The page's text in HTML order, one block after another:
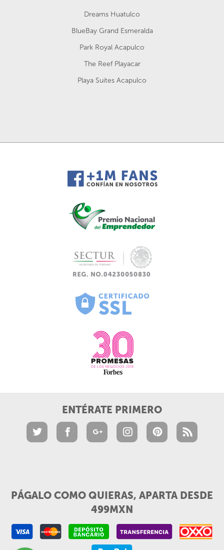
Dreams Huatulco
BlueBay Grand Esmeralda
Park Royal Acapulco
The Reef Playacar
Playa Suites Acapulco
ENTÉRATE PRIMERO
PÁGALO COMO QUIERAS, APARTA DESDE
499MXN